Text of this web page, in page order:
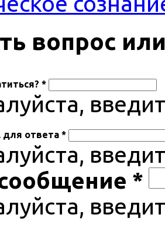
вопрос
*
для ответа *
*